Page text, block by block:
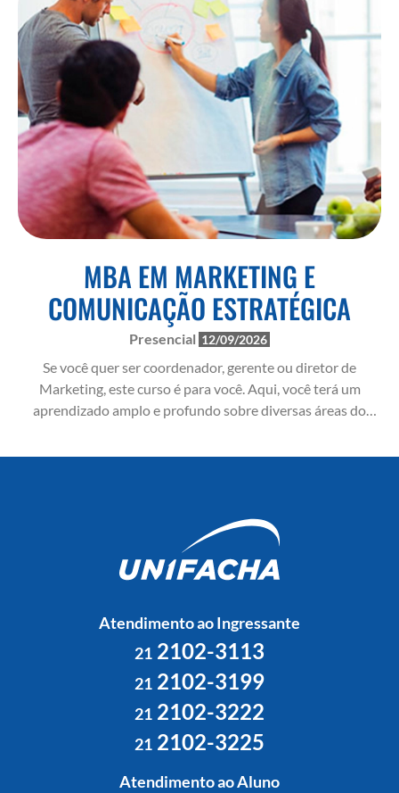
MBA EM MARKETING E
COMUNICAÇÃO ESTRATÉGICA
Presencial 12/09/2026
Se você quer ser coordenador, gerente ou diretor de
Marketing, este curso é para você. Aqui, você terá um
aprendizado amplo e profundo sobre diversas áreas do
Atendimento ao Ingressante
21 2102-3113
21 2102-3199
21 2102-3222
21 2102-3225
Atendimento ao Aluno